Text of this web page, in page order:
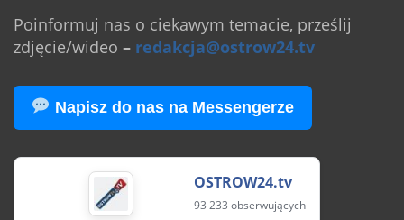
Poinformuj nas o ciekawym temacie, prześlij
zdjęcie/wideo – redakcja@ostrow24.tv
Napisz do nas na Messengerze
OSTROW24.tv
93 233 obserwujących